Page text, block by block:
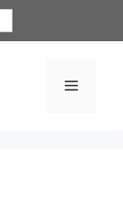
Menu